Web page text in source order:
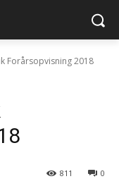
Forårsopvisning 2018
0
811